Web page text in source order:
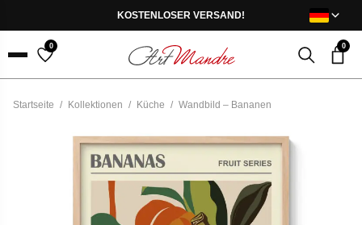
KOSTENLOSER VERSAND!
Menu
0 0
Startseite / Kollektionen / Küche / Wandbild – Bananen